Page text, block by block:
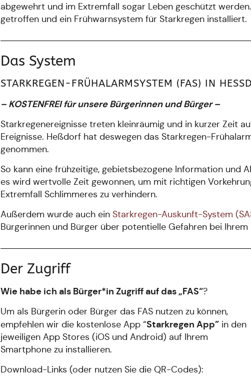
abgewehrt und im Extremfall sogar Leben geschützt
getroffen und ein Frühwarnsystem für Starkregen installiert.
Das System
STARKREGEN-FRÜHALARMSYSTEM (FAS) IN
– KOSTENFREI für unsere Bürgerinnen und Bürger –
Starkregenereignisse treten kleinräumig und in kurzer Zeit
Ereignisse. Heßdorf hat deswegen das Starkregen-
genommen.
So kann eine frühzeitige, gebietsbezogene Information und
es wird wertvolle Zeit gewonnen, um mit richtigen
Extremfall Schlimmeres zu verhindern.
Außerdem wurde auch ein Starkregen-Auskunft-System
Bürgerinnen und Bürger über potentielle Gefahren bei
Der Zugriff
Wie habe ich als Bürger*in Zugriff auf das „FAS“?
Um als Bürgerin oder Bürger das FAS nutzen zu können,
empfehlen wir die kostenlose App “Starkregen App” in den
jeweiligen App Stores (iOS und Android) auf Ihrem
Smartphone zu installieren.
Download-Links (oder nutzen Sie die QR-Codes):